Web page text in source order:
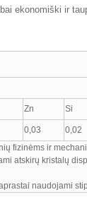
ekonomiški ir
Zn Si
0,03 0,02
fizinėms ir
atskirų kristalų
naudojami